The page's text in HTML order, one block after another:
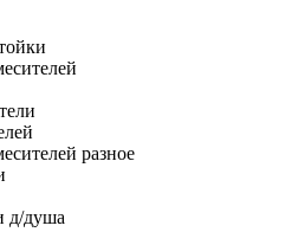
разное
д/душа